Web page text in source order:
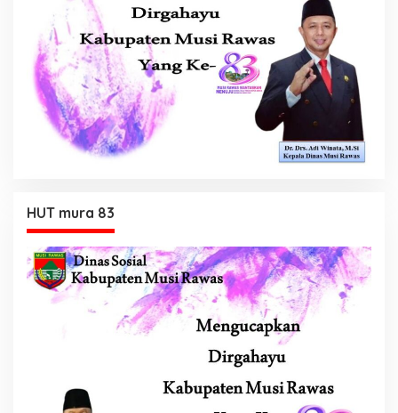
HUT mura 83